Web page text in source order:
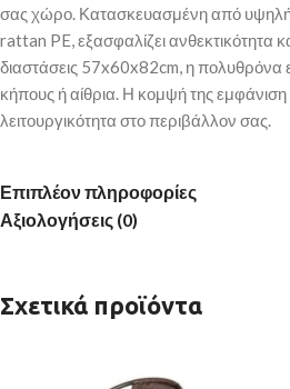
σας χώρο. Κατασκευασμένη από υψηλής
rattan PE, εξασφαλίζει ανθεκτικότητα
διαστάσεις 57x60x82cm, η πολυθρόνα
κήπους ή αίθρια. Η κομψή της εμφάνιση
λειτουργικότητα στο περιβάλλον σας.
Επιπλέον πληροφορίες
Αξιολογήσεις (0)
Σχετικά προϊόντα